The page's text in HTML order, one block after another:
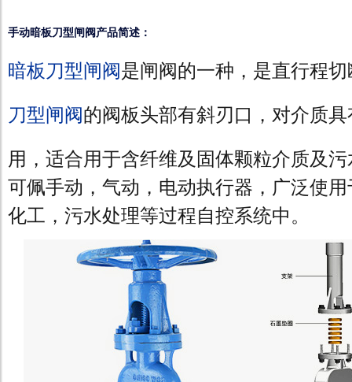
手动暗板刀型闸阀产品简述：
暗板刀型闸阀是闸阀的一种，是直行程
刀型闸阀的阀板头部有斜刃口，对介质
用，适合用于含纤维及固体颗粒介质及
可佩手动，气动，电动执行器，广泛使
化工，污水处理等过程自控系统中。